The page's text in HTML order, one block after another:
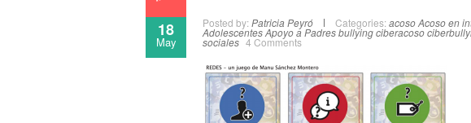
18
May
Posted by: Patricia Peyró Categories: acosoAcoso en
AdolescentesApoyo a Padresbullyingciberacoso
sociales 4 Comments